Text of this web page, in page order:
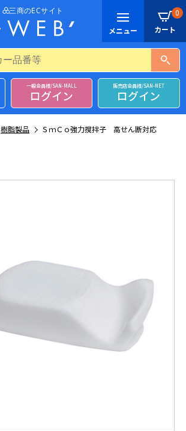
0
一般会員様/SAN-MALL
ログイン
販売店会員様/SAN-NET
ログイン
樹脂製品 ＳｍＣｏ強力撹拌子 高せん断対応